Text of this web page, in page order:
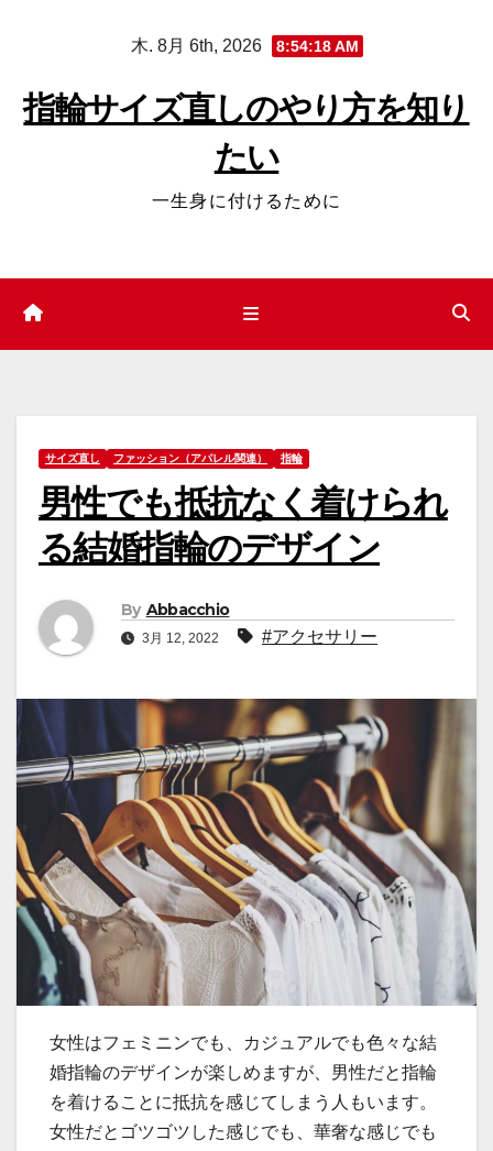
ッ
木. 8月 6th, 2026 8:54:18 AM
指輪サイズ直しのやり方を知り
たい
一生身に付けるために
サイズ直し ファッション（アパレル関連） 指輪
男性でも抵抗なく着けられ
る結婚指輪のデザイン
By Abbacchio
3月 12, 2022 #アクセサリー
女性はフェミニンでも、カジュアルでも色々な結
婚指輪のデザインが楽しめますが、男性だと指輪
を着けることに抵抗を感じてしまう人もいます。
女性だとゴツゴツした感じでも、華奢な感じでも